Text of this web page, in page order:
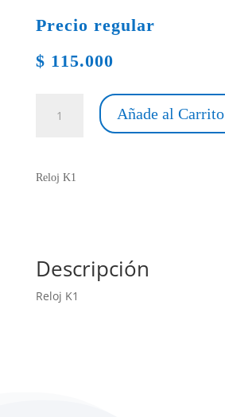
Precio regular
$ 115.000
Añade al Carrito
Reloj K1
Descripción
Reloj K1